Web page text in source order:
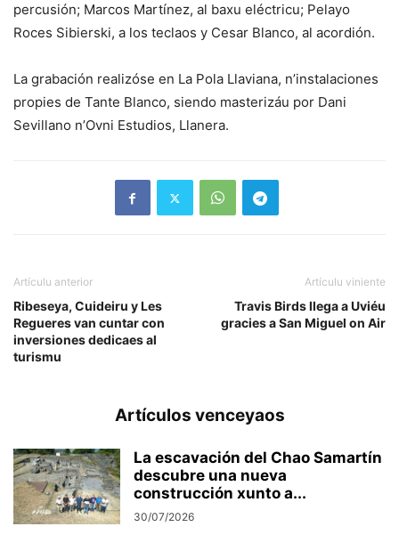
percusión; Marcos Martínez, al baxu eléctricu; Pelayo
Roces Sibierski, a los teclaos y Cesar Blanco, al acordión.
La grabación realizóse en La Pola Llaviana, n’instalaciones
propies de Tante Blanco, siendo masterizáu por Dani
Sevillano n’Ovni Estudios, Llanera.
Artículu anterior
Ribeseya, Cuideiru y Les
Regueres van cuntar con
inversiones dedicaes al
turismu
Artículu viniente
Travis Birds llega a Uviéu
gracies a San Miguel on Air
Artículos venceyaos
La escavación del Chao Samartín
descubre una nueva
construcción xunto a...
30/07/2026